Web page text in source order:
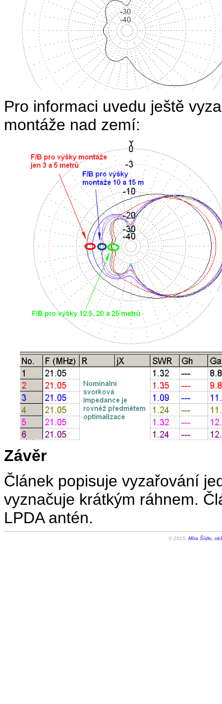
Pro informaci uvedu ještě
montáže nad zemí:
Závěr
Článek popisuje vyzařování
vyznačuje krátkým ráhnem.
LPDA antén.
© 2015 Míra Šídlo,